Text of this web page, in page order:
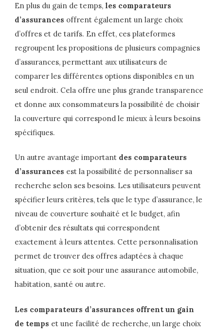
En plus du gain de temps, les comparateurs
d’assurances offrent également un large choix
d’offres et de tarifs. En effet, ces plateformes
regroupent les propositions de plusieurs compagnies
d’assurances, permettant aux utilisateurs de
comparer les différentes options disponibles en un
seul endroit. Cela offre une plus grande transparence
et donne aux consommateurs la possibilité de choisir
la couverture qui correspond le mieux à leurs besoins
spécifiques.
Un autre avantage important des comparateurs
d’assurances est la possibilité de personnaliser sa
recherche selon ses besoins. Les utilisateurs peuvent
spécifier leurs critères, tels que le type d’assurance, le
niveau de couverture souhaité et le budget, afin
d’obtenir des résultats qui correspondent
exactement à leurs attentes. Cette personnalisation
permet de trouver des offres adaptées à chaque
situation, que ce soit pour une assurance automobile,
habitation, santé ou autre.
Les comparateurs d’assurances offrent un gain
de temps et une facilité de recherche, un large choix